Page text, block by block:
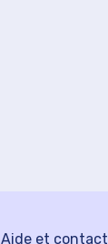
Aide et contact